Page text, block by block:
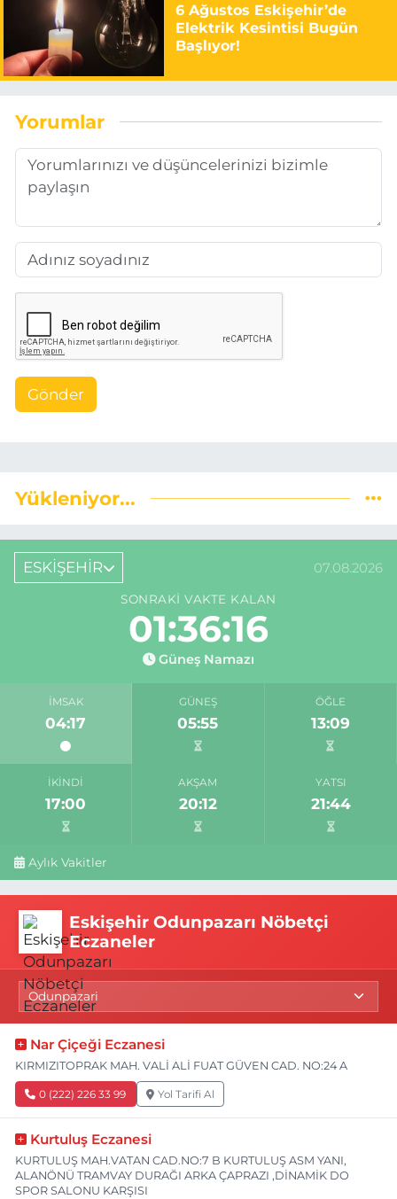
6 Ağustos Eskişehir’de
Elektrik Kesintisi Bugün
Başlıyor!
Yorumlar
Gönder
Yükleniyor...
ESKİŞEHİR 07.08.2026
SONRAKI VAKTE KALAN
01:36:15
Güneş Namazı
İMSAK
04:17
GÜNEŞ
05:55
ÖĞLE
13:09
İKINDI
17:00
AKŞAM
20:12
YATSI
21:44
Aylık Vakitler
Eskişehir Odunpazarı Nöbetçi
Eczaneler
Nar Çiçeği Eczanesi
KIRMIZITOPRAK MAH. VALİ ALİ FUAT GÜVEN CAD. NO:24 A
0 (222) 226 33 99 Yol Tarifi Al
Kurtuluş Eczanesi
KURTULUŞ MAH.VATAN CAD.NO:7 B KURTULUŞ ASM YANI,
ALANÖNÜ TRAMVAY DURAĞI ARKA ÇAPRAZI ,DİNAMİK DO
SPOR SALONU KARŞISI